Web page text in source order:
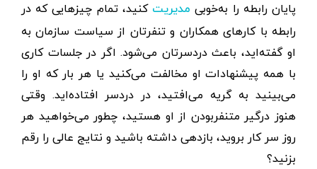
پایان رابطه را به‌خوبی مدیریت کنید، تمام چیزهایی که در
رابطه با کارهای همکاران و تنفرتان از سیاست سازمان به
او گفته‌اید، باعث دردسرتان می‌شود. اگر در جلسات کاری
با همه پیشنهادات او مخالفت می‌کنید یا هر بار که او را
می‌بینید به گریه می‌افتید، در دردسر افتاده‌اید. وقتی
هنوز درگیر متنفر‌بودن از او هستید، چطور می‌خواهید هر
روز سر کار بروید، بازدهی داشته باشید و نتایج عالی را رقم
بزنید؟